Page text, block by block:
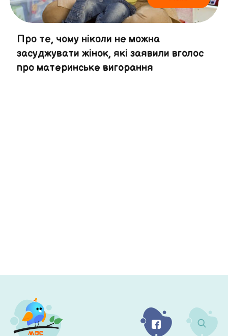
Про те, чому ніколи не можна
засуджувати жінок, які заявили вголос
про материнське вигорання